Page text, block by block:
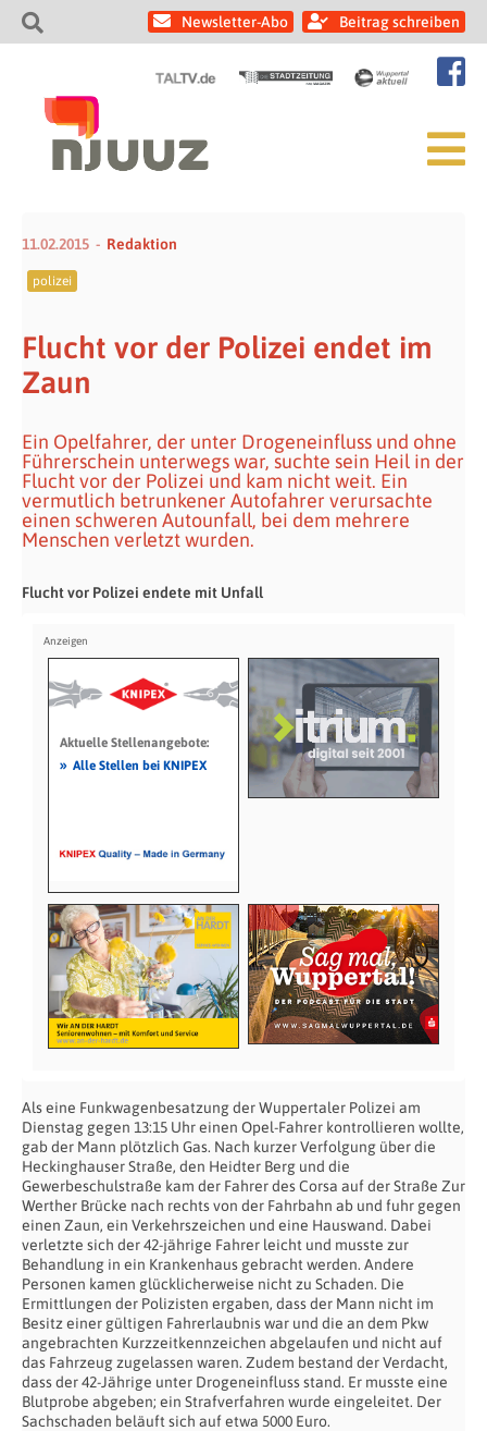
Newsletter-Abo Beitrag schreiben
11.02.2015 Redaktion
polizei
Flucht vor der Polizei endet im
Zaun
Ein Opelfahrer, der unter Drogeneinfluss und ohne
Führerschein unterwegs war, suchte sein Heil in der
Flucht vor der Polizei und kam nicht weit. Ein
vermutlich betrunkener Autofahrer verursachte
einen schweren Autounfall, bei dem mehrere
Menschen verletzt wurden.
Flucht vor Polizei endete mit Unfall
Aktuelle Stellenangebote:
» Alle Stellen bei KNIPEX
Als eine Funkwagenbesatzung der Wuppertaler Polizei am
Dienstag gegen 13:15 Uhr einen Opel-Fahrer kontrollieren wollte,
gab der Mann plötzlich Gas. Nach kurzer Verfolgung über die
Heckinghauser Straße, den Heidter Berg und die
Gewerbeschulstraße kam der Fahrer des Corsa auf der Straße Zur
Werther Brücke nach rechts von der Fahrbahn ab und fuhr gegen
einen Zaun, ein Verkehrszeichen und eine Hauswand. Dabei
verletzte sich der 42-jährige Fahrer leicht und musste zur
Behandlung in ein Krankenhaus gebracht werden. Andere
Personen kamen glücklicherweise nicht zu Schaden. Die
Ermittlungen der Polizisten ergaben, dass der Mann nicht im
Besitz einer gültigen Fahrerlaubnis war und die an dem Pkw
angebrachten Kurzzeitkennzeichen abgelaufen und nicht auf
das Fahrzeug zugelassen waren. Zudem bestand der Verdacht,
dass der 42-Jährige unter Drogeneinfluss stand. Er musste eine
Blutprobe abgeben; ein Strafverfahren wurde eingeleitet. Der
Sachschaden beläuft sich auf etwa 5000 Euro.